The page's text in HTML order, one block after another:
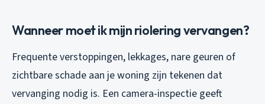
Wanneer moet ik mijn riolering vervangen?
Frequente verstoppingen, lekkages, nare geuren of
zichtbare schade aan je woning zijn tekenen dat
vervanging nodig is. Een camera-inspectie geeft